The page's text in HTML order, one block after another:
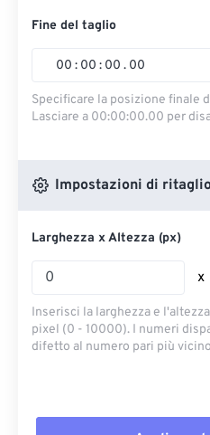
Fine del taglio
00 : 00 : 00 . 00
Specificare la posizione finale
Lasciare a 00:00:00.00 per
Impostazioni di
Larghezza x Altezza (px)
x
Inserisci la larghezza e
pixel (0 - 10000). I numeri
difetto al numero pari più